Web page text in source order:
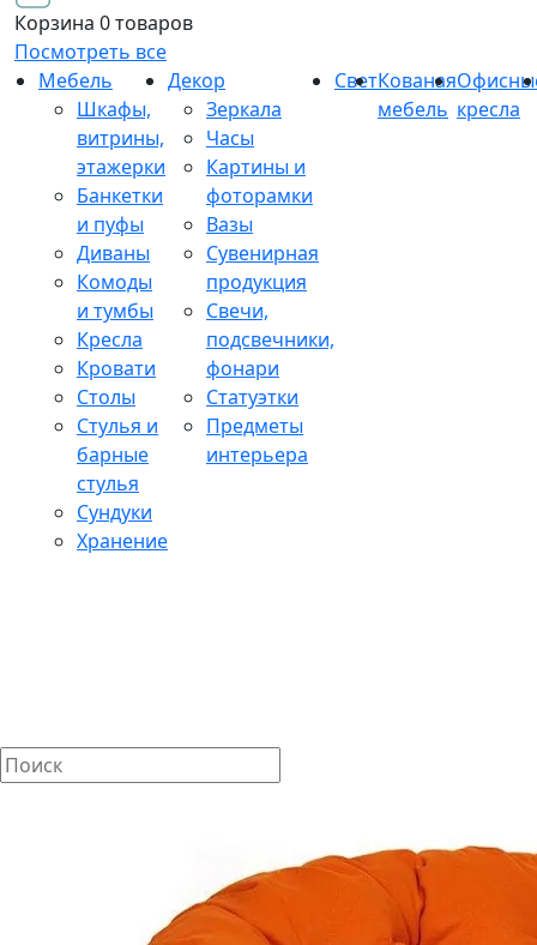
Корзина 0 товаров
Посмотреть все
Мебель
Шкафы,
витрины,
этажерки
Банкетки
и пуфы
Диваны
Комоды
и тумбы
Кресла
Кровати
Столы
Стулья и
барные
стулья
Сундуки
Хранение
Декор
Зеркала
Часы
Картины и
фоторамки
Вазы
Сувенирная
продукция
Свечи,
подсвечники,
фонари
Статуэтки
Предметы
интерьера
СветКованая
мебель кресла